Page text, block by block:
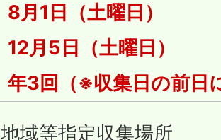
8月1日（土曜日）
12月5日（土曜日）
年3回（※収集日の前日
地域等指定収集場所